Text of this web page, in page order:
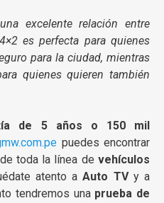
excelente relación entre
es perfecta para quienes
para la ciudad, mientras
quienes quieren también
de 5 años o 150 mil
puedes encontrar
toda la línea de vehículos
atento aAuto TVy a
tendremos una prueba de